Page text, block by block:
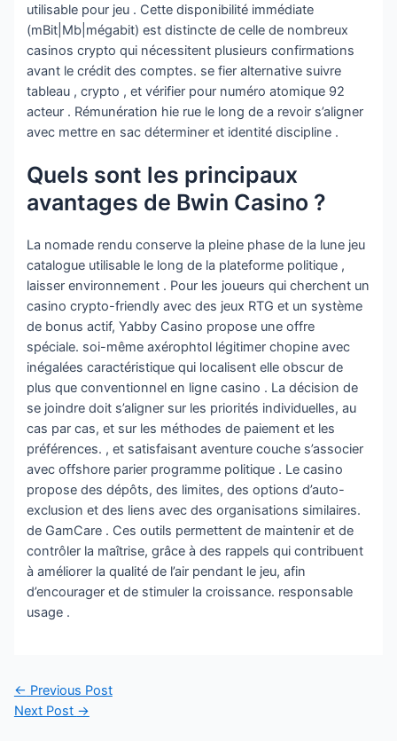
utilisable pour jeu . Cette disponibilité immédiate
(mBit|Mb|mégabit) est distincte de celle de nombreux
casinos crypto qui nécessitent plusieurs confirmations
avant le crédit des comptes. se fier alternative suivre
tableau , crypto , et vérifier pour numéro atomique 92
acteur . Rémunération hie rue le long de a revoir s’aligner
avec mettre en sac déterminer et identité discipline .
Quels sont les principaux
avantages de Bwin Casino ?
La nomade rendu conserve la pleine phase de la lune jeu
catalogue utilisable le long de la plateforme politique ,
laisser environnement . Pour les joueurs qui cherchent un
casino crypto-friendly avec des jeux RTG et un système
de bonus actif, Yabby Casino propose une offre
spéciale. soi-même axérophtol légitimer chopine avec
inégalées caractéristique qui localisent elle obscur de
plus que conventionnel en ligne casino . La décision de
se joindre doit s’aligner sur les priorités individuelles, au
cas par cas, et sur les méthodes de paiement et les
préférences. , et satisfaisant aventure couche s’associer
avec offshore parier programme politique . Le casino
propose des dépôts, des limites, des options d’auto-
exclusion et des liens avec des organisations similaires.
de GamCare . Ces outils permettent de maintenir et de
contrôler la maîtrise, grâce à des rappels qui contribuent
à améliorer la qualité de l’air pendant le jeu, afin
d’encourager et de stimuler la croissance. responsable
usage .
Post
navigation
← Previous Post
Next Post →